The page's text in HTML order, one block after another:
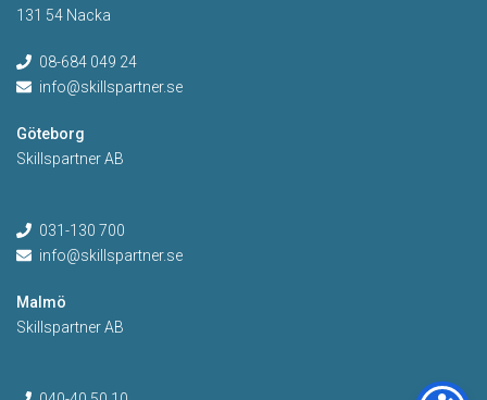
131 54 Nacka
08-684 049 24
info@skillspartner.se
Göteborg
Skillspartner AB
031-130 700
info@skillspartner.se
Malmö
Skillspartner AB